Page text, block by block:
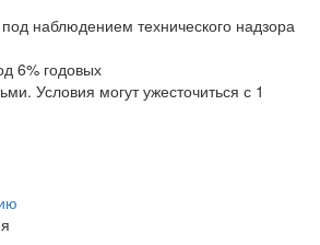
наблюдением технического надзора
6% годовых
Условия могут ужесточиться с 1